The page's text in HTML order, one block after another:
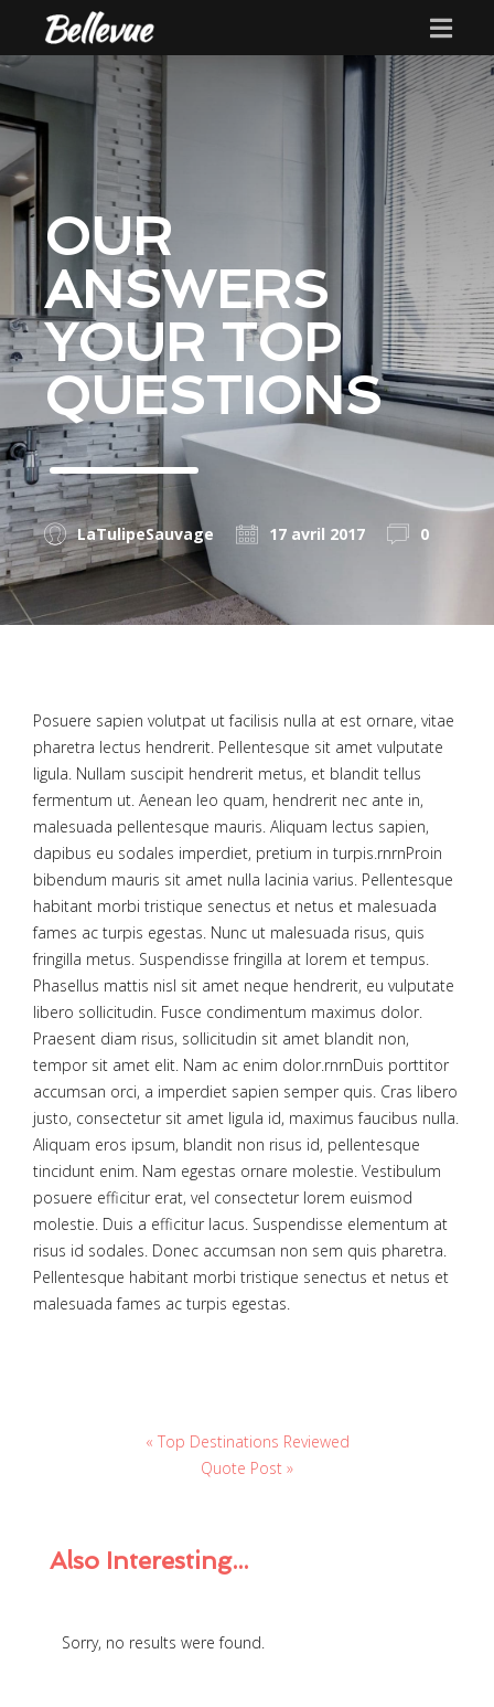
OUR
ANSWERS
YOUR TOP
QUESTIONS
LaTulipeSauvage 17 avril 2017 0
Posuere sapien volutpat ut facilisis nulla at est ornare, vitae
pharetra lectus hendrerit. Pellentesque sit amet vulputate
ligula. Nullam suscipit hendrerit metus, et blandit tellus
fermentum ut. Aenean leo quam, hendrerit nec ante in,
malesuada pellentesque mauris. Aliquam lectus sapien,
dapibus eu sodales imperdiet, pretium in turpis.rnrnProin
bibendum mauris sit amet nulla lacinia varius. Pellentesque
habitant morbi tristique senectus et netus et malesuada
fames ac turpis egestas. Nunc ut malesuada risus, quis
fringilla metus. Suspendisse fringilla at lorem et tempus.
Phasellus mattis nisl sit amet neque hendrerit, eu vulputate
libero sollicitudin. Fusce condimentum maximus dolor.
Praesent diam risus, sollicitudin sit amet blandit non,
tempor sit amet elit. Nam ac enim dolor.rnrnDuis porttitor
accumsan orci, a imperdiet sapien semper quis. Cras libero
justo, consectetur sit amet ligula id, maximus faucibus nulla.
Aliquam eros ipsum, blandit non risus id, pellentesque
tincidunt enim. Nam egestas ornare molestie. Vestibulum
posuere efficitur erat, vel consectetur lorem euismod
molestie. Duis a efficitur lacus. Suspendisse elementum at
risus id sodales. Donec accumsan non sem quis pharetra.
Pellentesque habitant morbi tristique senectus et netus et
malesuada fames ac turpis egestas.
« Top Destinations Reviewed
Quote Post »
Also Interesting...
Sorry, no results were found.